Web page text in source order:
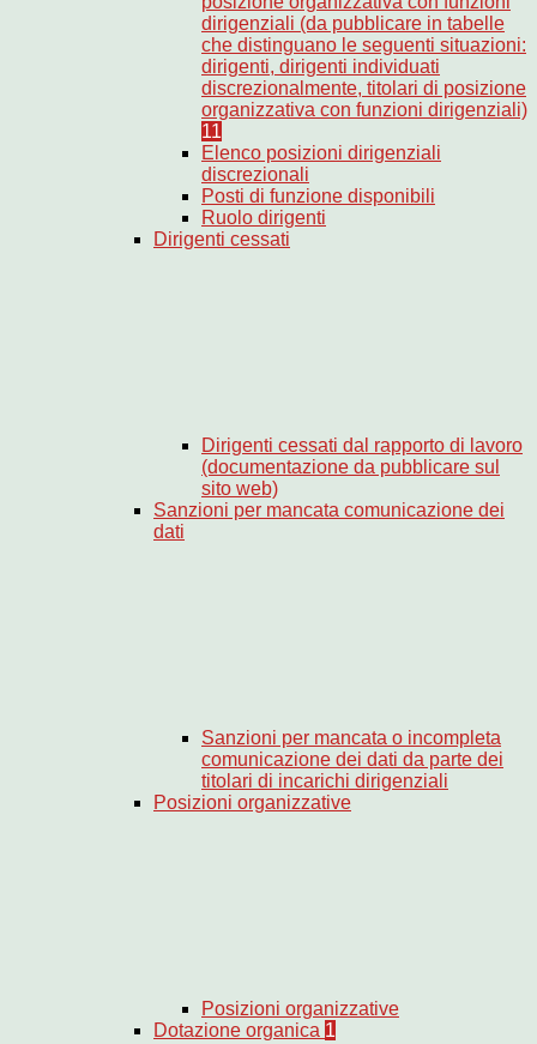
dirigenziali (da pubblicare in tabelle
che distinguano le seguenti situazioni:
dirigenti, dirigenti individuati
discrezionalmente, titolari di posizione
organizzativa con funzioni dirigenziali)
11
Elenco posizioni dirigenziali
discrezionali
Posti di funzione disponibili
Ruolo dirigenti
Dirigenti cessati
Dirigenti cessati dal rapporto di lavoro
(documentazione da pubblicare sul
sito web)
Sanzioni per mancata comunicazione dei
dati
Sanzioni per mancata o incompleta
comunicazione dei dati da parte dei
titolari di incarichi dirigenziali
Posizioni organizzative
Posizioni organizzative
Dotazione organica 1